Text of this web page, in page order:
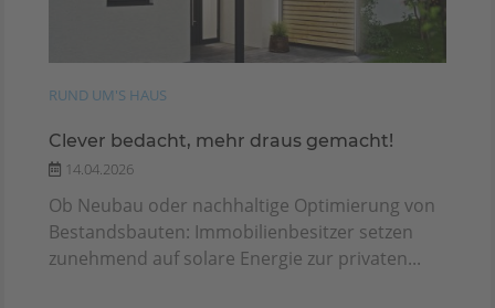
RUND UM'S HAUS
Clever bedacht, mehr draus gemacht!
14.04.2026
Ob Neubau oder nachhaltige Optimierung von
Bestandsbauten: Immobilienbesitzer setzen
zunehmend auf solare Energie zur privaten...